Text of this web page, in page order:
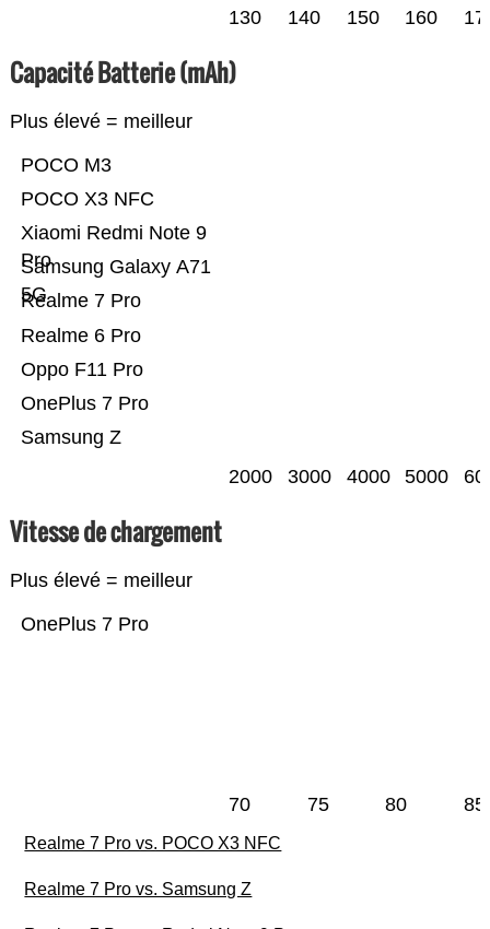
130 140 150 160
Capacité Batterie (mAh)
Plus élevé = meilleur
Samsung Z
OnePlus 7 Pro
Oppo F11 Pro
Realme 6 Pro
Realme 7 Pro
Samsung Galaxy A71
5G
Xiaomi Redmi Note 9
Pro
POCO X3 NFC
POCO M3
2000 3000 4000 5000
Vitesse de chargement
Plus élevé = meilleur
OnePlus 7 Pro
70 75 80 85
Realme 7 Pro vs. POCO X3 NFC
Realme 7 Pro vs. Samsung Z